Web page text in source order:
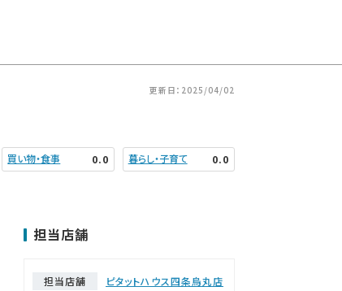
更新日：2025/04/02
買い物・食事 0.0 暮らし・子育て 0.0
担当店舗
担当店舗
ピタットハウス四条烏丸店